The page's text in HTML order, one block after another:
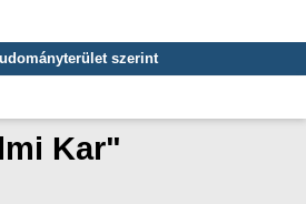
szerint
Kar"